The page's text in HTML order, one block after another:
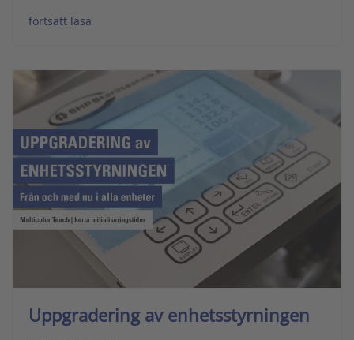
fortsätt läsa
Uppgradering av enhetsstyrningen